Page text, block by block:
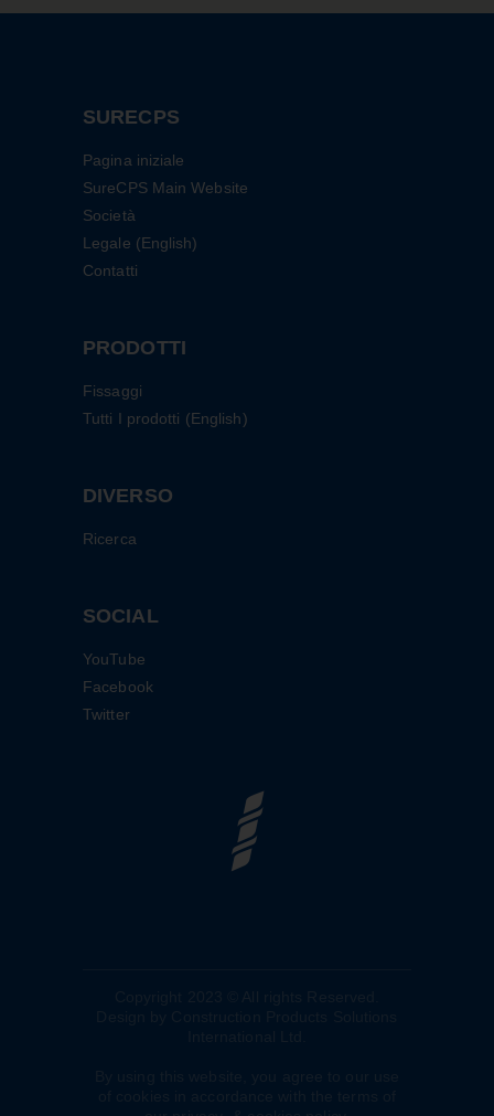
SURECPS
Pagina iniziale
SureCPS Main Website
Società
Legale (English)
Contatti
PRODOTTI
Fissaggi
Tutti I prodotti (English)
DIVERSO
Ricerca
SOCIAL
YouTube
Facebook
Twitter